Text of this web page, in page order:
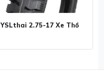
YSLthai 2.75-17 Xe Thồ